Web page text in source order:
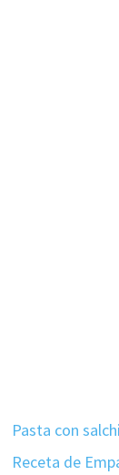
Pasta con
Receta de